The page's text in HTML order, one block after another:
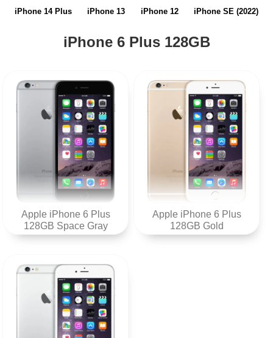
iPhone 14 Plus iPhone 13 iPhone 12 iPhone SE (2022)
iPhone 6 Plus 128GB
Apple iPhone 6 Plus
128GB Space Gray
Apple iPhone 6 Plus
128GB Gold